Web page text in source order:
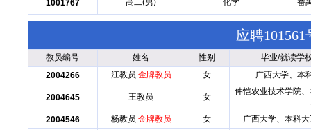
1001767 高二(男) 化学 番
应聘
教员编号 姓名 性别
毕业/就读学
2004266
江教员 金牌教员 女 广西大学、本
2004645 王教员 女
仲恺农业技术学院
2004546
杨教员 金牌教员 女 广西大学、本科